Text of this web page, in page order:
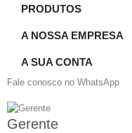
PRODUTOS
A NOSSA EMPRESA
A SUA CONTA
Fale conosco no WhatsApp
Gerente